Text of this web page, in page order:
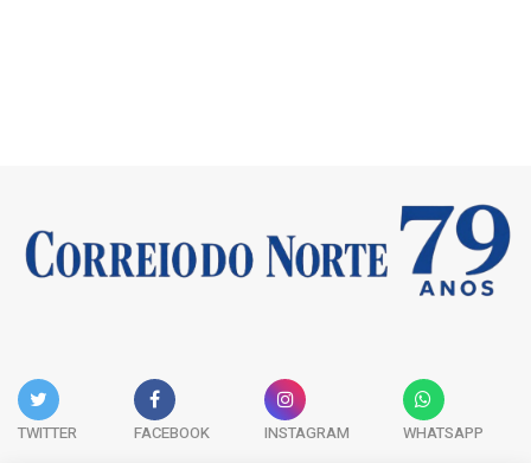
TWITTER FACEBOOK INSTAGRAM WHATSAPP